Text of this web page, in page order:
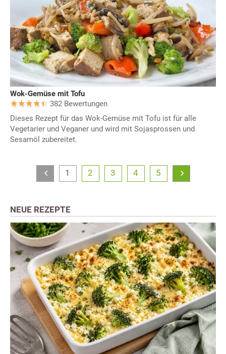
Wok-Gemüse mit Tofu
382 Bewertungen
Dieses Rezept für das Wok-Gemüse mit Tofu ist für alle
Vegetarier und Veganer und wird mit Sojasprossen und
Sesamöl zubereitet.
1 2 3 4 5
NEUE REZEPTE